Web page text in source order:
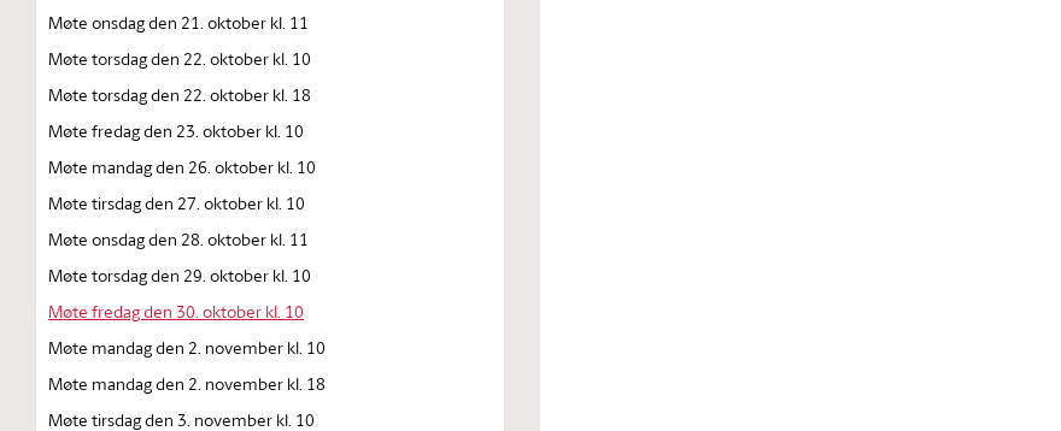
Møte onsdag den 21. oktober kl. 11
Møte torsdag den 22. oktober kl. 10
Møte torsdag den 22. oktober kl. 18
Møte fredag den 23. oktober kl. 10
Møte mandag den 26. oktober kl. 10
Møte tirsdag den 27. oktober kl. 10
Møte onsdag den 28. oktober kl. 11
Møte torsdag den 29. oktober kl. 10
Møte fredag den 30. oktober kl. 10
Møte mandag den 2. november kl. 10
Møte mandag den 2. november kl. 18
Møte tirsdag den 3. november kl. 10